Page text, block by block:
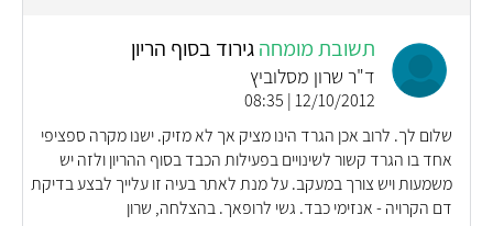
תשובת מומחהגירוד בסוף הריון
ד"ר שרון מסלוביץ
12/10/2012 | 08:35
שלום לך. לרוב אכן הגרד הינו מציק אך לא מזיק. ישנו מקרה ספציפי
אחד בו הגרד קשור לשינויים בפעילות הכבד בסוף ההריון ולזה יש
משמעות ויש צורך במעקב. על מנת לאתר בעיה זו עלייך לבצע בדיקת
דם הקרויה - אנזימי כבד. גשי לרופאך. בהצלחה, שרון